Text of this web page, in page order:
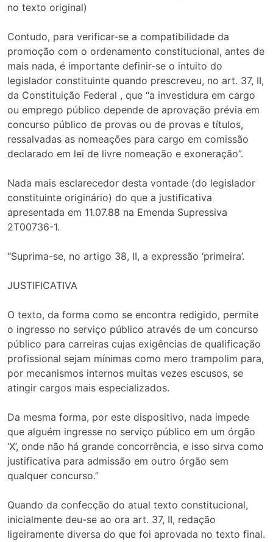
no texto original)
Contudo, para verificar-se a compatibilidade da
promoção com o ordenamento constitucional, antes de
mais nada, é importante definir-se o intuito do
legislador constituinte quando prescreveu, no art. 37, II,
da Constituição Federal , que “a investidura em cargo
ou emprego público depende de aprovação prévia em
concurso público de provas ou de provas e títulos,
ressalvadas as nomeações para cargo em comissão
declarado em lei de livre nomeação e exoneração”.
Nada mais esclarecedor desta vontade (do legislador
constituinte originário) do que a justificativa
apresentada em 11.07.88 na Emenda Supressiva
2T00736-1.
“Suprima-se, no artigo 38, II, a expressão ‘primeira’.
JUSTIFICATIVA
O texto, da forma como se encontra redigido, permite
o ingresso no serviço público através de um concurso
público para carreiras cujas exigências de qualificação
profissional sejam mínimas como mero trampolim para,
por mecanismos internos muitas vezes escusos, se
atingir cargos mais especializados.
Da mesma forma, por este dispositivo, nada impede
que alguém ingresse no serviço público em um órgão
‘X’, onde não há grande concorrência, e isso sirva como
justificativa para admissão em outro órgão sem
qualquer concurso.”
Quando da confecção do atual texto constitucional,
inicialmente deu-se ao ora art. 37, II, redação
ligeiramente diversa do que foi aprovada no texto final.